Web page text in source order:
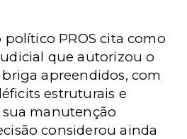
político PROS cita como
que autorizou o
apreendidos, com
estruturais e
manutenção
considerou ainda